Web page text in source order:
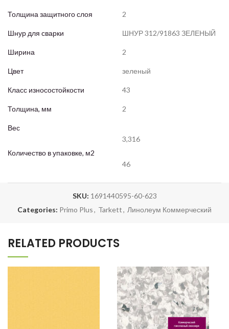
Толщина защитного слоя 2
Шнур для сварки ШНУР 312/91863 ЗЕЛЕНЫЙ
Ширина 2
Цвет зеленый
Класс износостойкости 43
Толщина, мм 2
Вес
3,316
Количество в упаковке, м2
46
SKU: 1691440595-60-623
Categories: Primo Plus, Tarkett, Линолеум Коммерческий
RELATED PRODUCTS